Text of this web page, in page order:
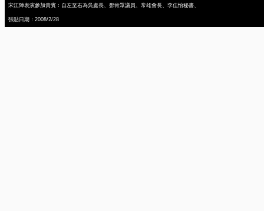
宋江陣表演參加貴賓：自左至右為吳處長、鄧肯眾議員、常雄會長、李佳怡秘書、
張貼日期：2008/2/28